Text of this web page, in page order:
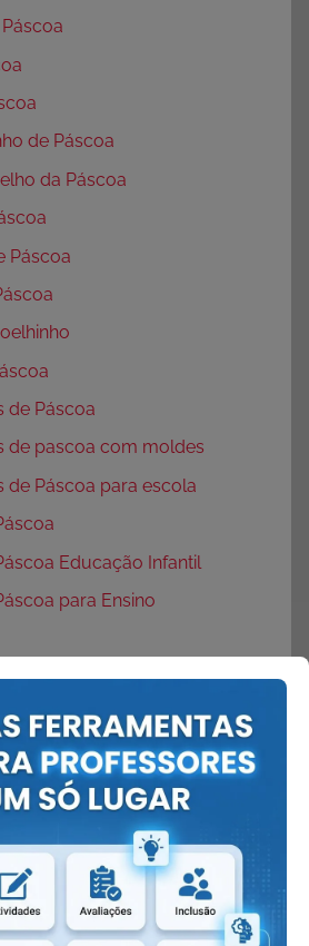
de Páscoa
da Páscoa
Páscoa
de Páscoa
de pascoa com moldes
de Páscoa para escola
Educação Infantil
para Ensino
de Texto Páscoa
para Páscoa